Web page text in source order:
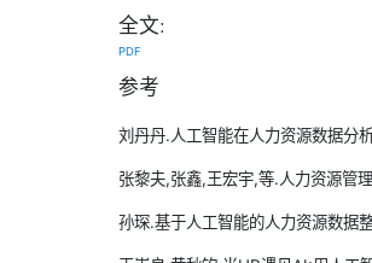
全文:
PDF
参考
刘丹丹.人工智能在人力资源数据
张黎夫,张鑫,王宏宇,等.人力资源
孙琛.基于人工智能的人力资源数据